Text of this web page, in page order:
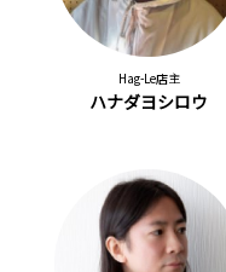
Hag-Le店主
ハナダヨシロウ